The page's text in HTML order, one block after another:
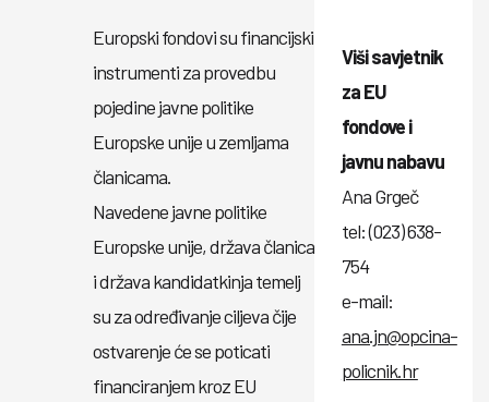
Europski fondovi su financijski
instrumenti za provedbu
pojedine javne politike
Europske unije u zemljama
članicama.
Navedene javne politike
Europske unije, država članica
i država kandidatkinja temelj
su za određivanje ciljeva čije
ostvarenje će se poticati
financiranjem kroz EU
Viši savjetnik
za EU
fondove i
javnu nabavu
Ana Grgeč
tel: (023) 638-
754
e-mail:
ana.jn@opcina-
policnik.hr